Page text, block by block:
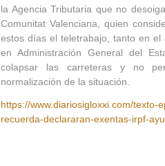
la Agencia Tributaria que no
Comunitat Valenciana, quien
estos días el teletrabajo, tanto en
en Administración General del
colapsar las carreteras y no
normalización de la situación.
https://www.diariosigloxxi.com/
recuerda-declararan-exentas-irpf-